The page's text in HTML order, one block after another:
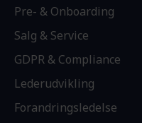
Pre- & Onboarding
Salg & Service
GDPR & Compliance
Lederudvikling
Forandringsledelse